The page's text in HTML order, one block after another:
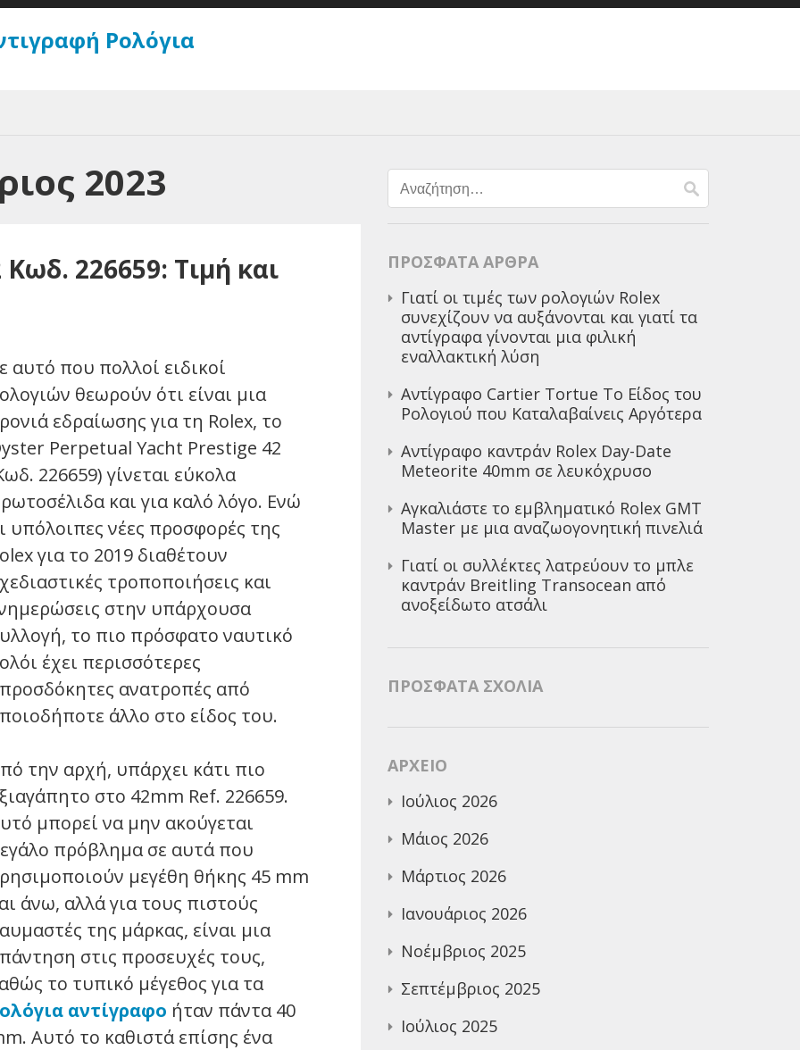
Ρολόγια
2023
226659: Τιμή και
αυτό που πολλοί ειδικοί
θεωρούν ότι είναι μια
εδραίωσης για τη Rolex, το
Perpetual Yacht Prestige 42
226659) γίνεται εύκολα
και για καλό λόγο. Ενώ
υπόλοιπες νέες προσφορές της
για το 2019 διαθέτουν
τροποποιήσεις και
στην υπάρχουσα
το πιο πρόσφατο ναυτικό
έχει περισσότερες
ανατροπές από
άλλο στο είδος του.
την αρχή, υπάρχει κάτι πιο
στο 42mm Ref. 226659.
μπορεί να μην ακούγεται
πρόβλημα σε αυτά που
μεγέθη θήκης 45 mm
άνω, αλλά για τους πιστούς
της μάρκας, είναι μια
στις προσευχές τους,
το τυπικό μέγεθος για τα
αντίγραφο ήταν πάντα 40
Αυτό το καθιστά επίσης ένα
Αναζήτηση
για:
ΠΡΌΣΦΑΤΑ ΆΡΘΡΑ
Γιατί οι τιμές των ρολογιών Rolex
συνεχίζουν να αυξάνονται και γιατί τα
αντίγραφα γίνονται μια φιλική
εναλλακτική λύση
Αντίγραφο Cartier Tortue Το Είδος του
Ρολογιού που Καταλαβαίνεις Αργότερα
Αντίγραφο καντράν Rolex Day-Date
Meteorite 40mm σε λευκόχρυσο
Αγκαλιάστε το εμβληματικό Rolex GMT
Master με μια αναζωογονητική πινελιά
Γιατί οι συλλέκτες λατρεύουν το μπλε
καντράν Breitling Transocean από
ανοξείδωτο ατσάλι
ΠΡΌΣΦΑΤΑ ΣΧΌΛΙΑ
ΑΡΧΕΊΟ
Ιούλιος 2026
Μάιος 2026
Μάρτιος 2026
Ιανουάριος 2026
Νοέμβριος 2025
Σεπτέμβριος 2025
Ιούλιος 2025